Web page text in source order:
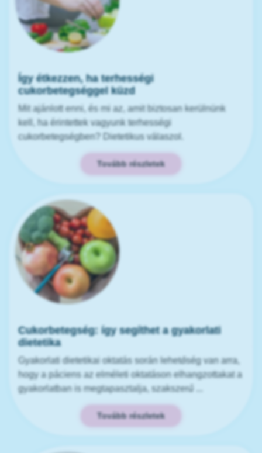
Így étkezzen, ha terhességi
cukorbetegséggel küzd
Mit ajánlott enni, és mi az, amit biztosan kerülnünk
kell, ha érintettek vagyunk terhességi
cukorbetegségben? Dietetikus válaszol.
Tovább részletek
Cukorbetegség: így segíthet a gyakorlati
dietetika
Gyakorlati dietetikai oktatás során lehetőség van arra,
hogy a páciens az elméleti oktatáson elhangzottakat a
gyakorlatban is megtapasztalja, szakszerű ...
Tovább részletek